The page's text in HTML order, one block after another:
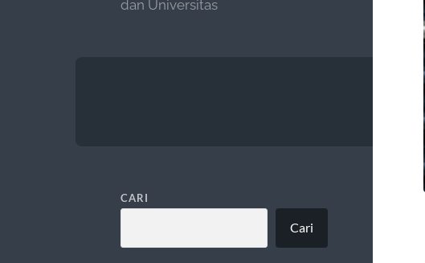
dan Universitas
CARI
Cari